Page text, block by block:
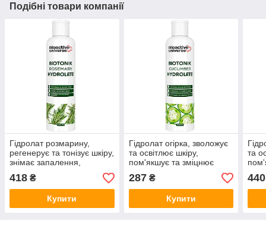
Подібні товари компанії
Гідролат розмарину,
регенерує та тонізує шкіру,
знімає запалення,
зволожує волосся, тонік
500 мл
418 ₴
Купити
Гідролат огірка, зволожує
та освітлює шкіру,
пом'якшує та зміцнює
волосся, тонік 250 мл,
Біоактив
287₴
Купити
та
440